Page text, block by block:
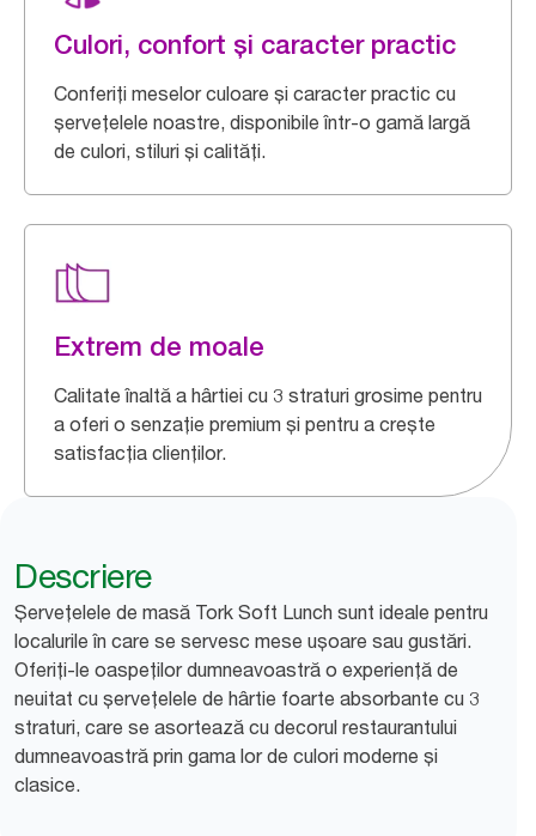
Culori, confort și caracter practic
Conferiți meselor culoare și caracter practic cu
șervețelele noastre, disponibile într-o gamă largă
de culori, stiluri și calități.
Extrem de moale
Calitate înaltă a hârtiei cu 3 straturi grosime pentru
a oferi o senzație premium și pentru a crește
satisfacția clienților.
Descriere
Șervețelele de masă Tork Soft Lunch sunt ideale pentru
localurile în care se servesc mese ușoare sau gustări.
Oferiți-le oaspeților dumneavoastră o experiență de
neuitat cu șervețelele de hârtie foarte absorbante cu 3
straturi, care se asortează cu decorul restaurantului
dumneavoastră prin gama lor de culori moderne și
clasice.